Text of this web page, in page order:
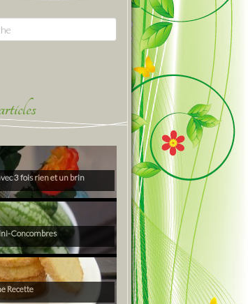
3 fois rien et un brin
Concombres
Recette